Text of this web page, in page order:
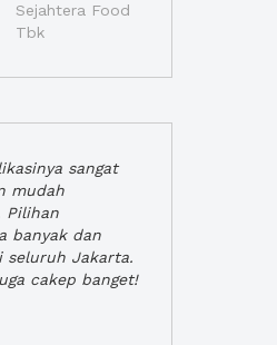
Sejahtera Food
Tbk
sangat
mudah
Pilihan
banyak dan
seluruh Jakarta.
cakep banget!